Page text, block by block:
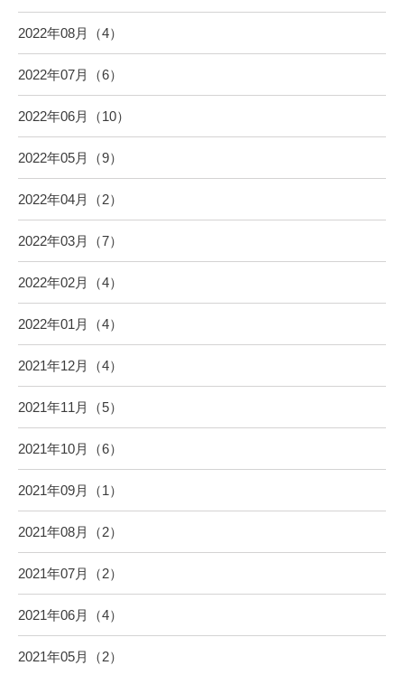
2022年08月（4）
2022年07月（6）
2022年06月（10）
2022年05月（9）
2022年04月（2）
2022年03月（7）
2022年02月（4）
2022年01月（4）
2021年12月（4）
2021年11月（5）
2021年10月（6）
2021年09月（1）
2021年08月（2）
2021年07月（2）
2021年06月（4）
2021年05月（2）